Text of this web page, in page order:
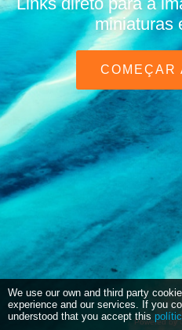
miniaturas
COMEÇAR
Powered by
We use our own and third party
experience and our services. If you
understood that you accept this